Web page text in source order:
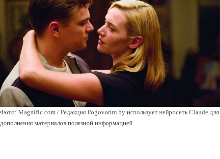
Фото: Magnific.com / Редакция Pogovorim.by использует нейросеть Claude для
дополнения материалов полезной информацией